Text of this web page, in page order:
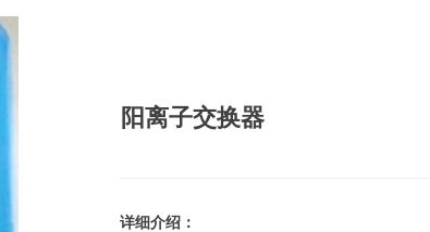
阳离子交换器
详细介绍：